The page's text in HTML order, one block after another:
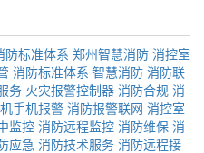
防标准体系 郑州智慧消防 消控室
消防标准体系 智慧消防 消防联
务 火灾报警控制器 消防合规 消
手机报警 消防报警联网 消控室
监控 消防远程监控 消防维保 消
应急 消防技术服务 消防远程接